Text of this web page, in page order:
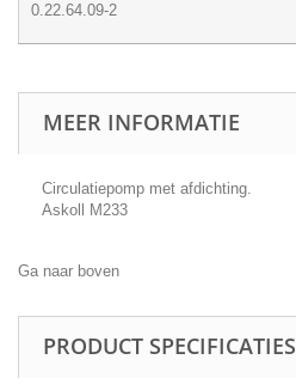
0.22.64.09-2
MEER INFORMATIE
Circulatiepomp met afdichting.
Askoll M233
Ga naar boven
PRODUCT SPECIFICATIES